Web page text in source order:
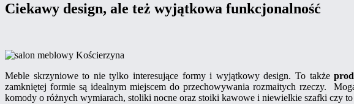
Ciekawy design, ale też wyjątkowa funkcjonalność
Meble skrzyniowe to nie tylko interesujące formy i wyjątkowy design. To także
zamkniętej formie są idealnym miejscem do przechowywania rozmaitych rzeczy.
komody o różnych wymiarach, stoliki nocne oraz stoiki kawowe i niewielkie szafki czy